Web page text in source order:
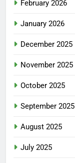
February 2026
January 2026
December 2025
November 2025
October 2025
September 2025
August 2025
July 2025